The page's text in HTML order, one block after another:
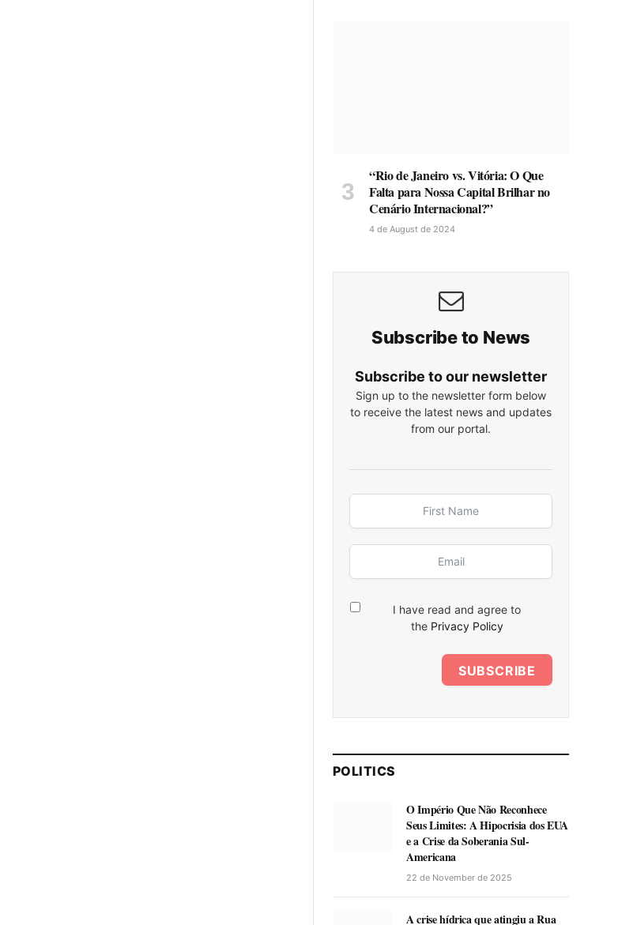
“Rio de Janeiro vs. Vitória: O Que
Falta para Nossa Capital Brilhar no
Cenário Internacional?”
4 de August de 2024
Subscribe to News
Subscribe to our newsletter
Sign up to the newsletter form below
to receive the latest news and updates
from our portal.
I have read and agree to
the Privacy Policy
SUBSCRIBE
POLITICS
O Império Que Não Reconhece
Seus Limites: A Hipocrisia dos EUA
e a Crise da Soberania Sul-
Americana
22 de November de 2025
A crise hídrica que atingiu a Rua